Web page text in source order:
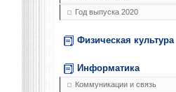
Год выпуска 2020
Физическая культура
Информатика
Коммуникации и связь